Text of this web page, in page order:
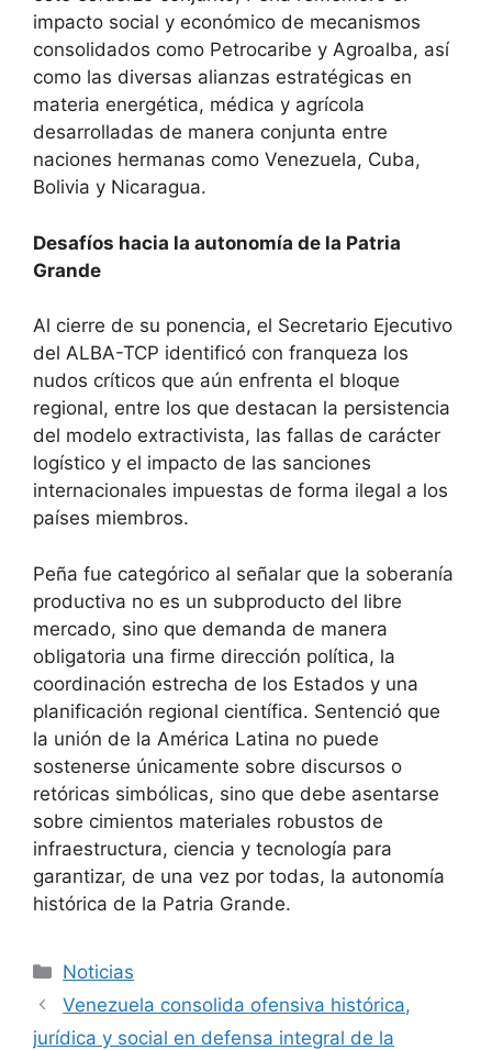
impacto social y económico de mecanismos
consolidados como Petrocaribe y Agroalba, así
como las diversas alianzas estratégicas en
materia energética, médica y agrícola
desarrolladas de manera conjunta entre
naciones hermanas como Venezuela, Cuba,
Bolivia y Nicaragua.
Desafíos hacia la autonomía de la Patria
Grande
Al cierre de su ponencia, el Secretario Ejecutivo
del ALBA-TCP identificó con franqueza los
nudos críticos que aún enfrenta el bloque
regional, entre los que destacan la persistencia
del modelo extractivista, las fallas de carácter
logístico y el impacto de las sanciones
internacionales impuestas de forma ilegal a los
países miembros.
Peña fue categórico al señalar que la soberanía
productiva no es un subproducto del libre
mercado, sino que demanda de manera
obligatoria una firme dirección política, la
coordinación estrecha de los Estados y una
planificación regional científica. Sentenció que
la unión de la América Latina no puede
sostenerse únicamente sobre discursos o
retóricas simbólicas, sino que debe asentarse
sobre cimientos materiales robustos de
infraestructura, ciencia y tecnología para
garantizar, de una vez por todas, la autonomía
histórica de la Patria Grande.
Noticias
Venezuela consolida ofensiva histórica,
jurídica y social en defensa integral de la